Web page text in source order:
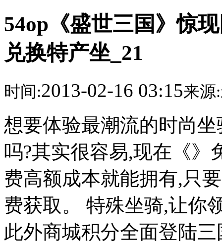
54op《盛世三国》惊
兑换特产坐_21
时间:2013-02-16 03:15来源:
想要体验最潮流的时尚
吗?其实很容易,现在《》
费高额成本就能拥有,只
费获取。 特殊坐骑,让你
此外商城积分全面登陆